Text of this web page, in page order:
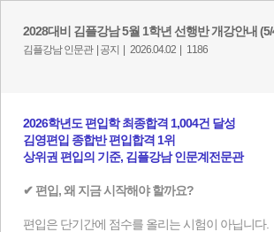
2028대비 김플강남 5월 1학년 선행반 개강안내
김플강남 인문관 | 공지 | 2026.04.02 | 1186
2026학년도 편입학 최종합격 1,004건 달성
김영편입 종합반 편입합격 1위​
상위권 편입의 기준, 김플강남 인문계전문관​
✔ 편입, 왜 지금 시작해야 할까요?
편입은 단기간에 점수를 올리는 시험이 아닙니다.